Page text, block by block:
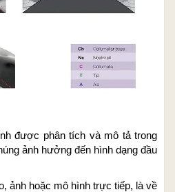
được phân tích và mô tả trong
ảnh hưởng đến hình dạng đầu
ảnh hoặc mô hình trực tiếp, là về